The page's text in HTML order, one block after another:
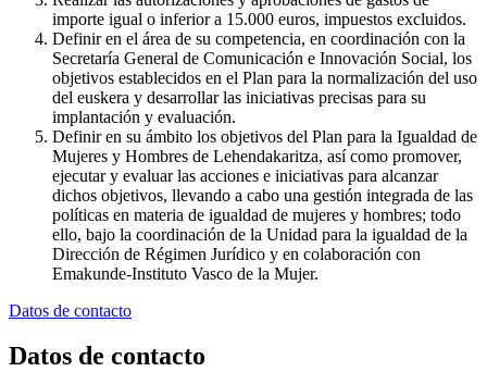
importe igual o inferior a 15.000 euros, impuestos excluidos.
Definir en el área de su competencia, en coordinación con la
Secretaría General de Comunicación e Innovación Social, los
objetivos establecidos en el Plan para la normalización del uso
del euskera y desarrollar las iniciativas precisas para su
implantación y evaluación.
Definir en su ámbito los objetivos del Plan para la Igualdad de
Mujeres y Hombres de Lehendakaritza, así como promover,
ejecutar y evaluar las acciones e iniciativas para alcanzar
dichos objetivos, llevando a cabo una gestión integrada de las
políticas en materia de igualdad de mujeres y hombres; todo
ello, bajo la coordinación de la Unidad para la igualdad de la
Dirección de Régimen Jurídico y en colaboración con
Emakunde-Instituto Vasco de la Mujer.
Datos de contacto
Datos de contacto